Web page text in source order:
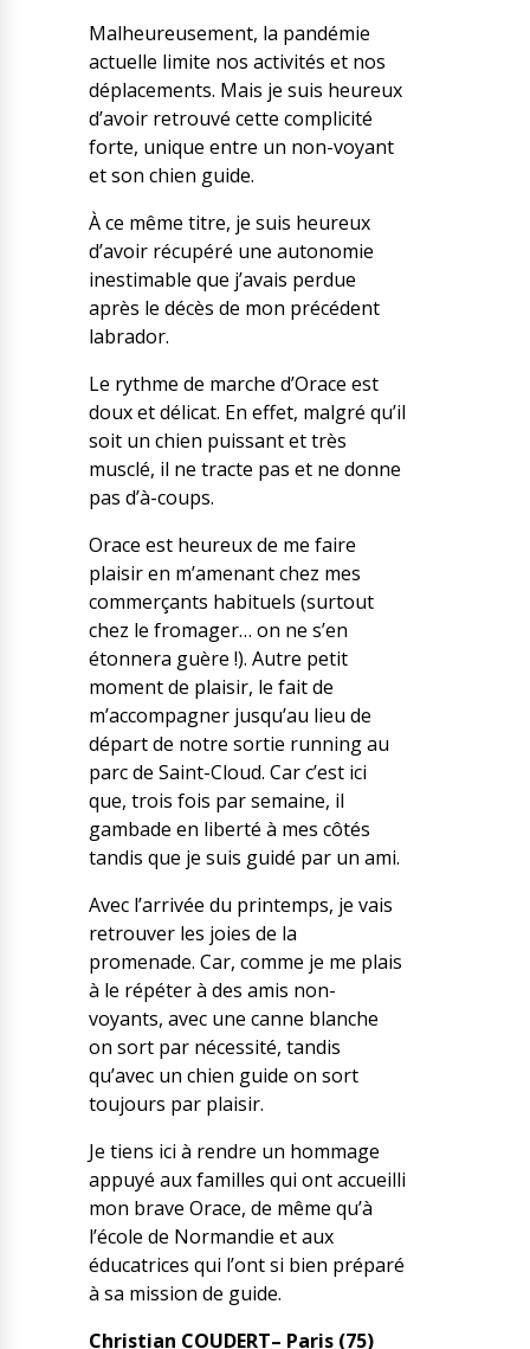
Malheureusement, la pandémie
actuelle limite nos activités et nos
déplacements. Mais je suis heureux
d’avoir retrouvé cette complicité
forte, unique entre un non-voyant
et son chien guide.
À ce même titre, je suis heureux
d’avoir récupéré une autonomie
inestimable que j’avais perdue
après le décès de mon précédent
labrador.
Le rythme de marche d’Orace est
doux et délicat. En effet, malgré qu’il
soit un chien puissant et très
musclé, il ne tracte pas et ne donne
pas d’à-coups.
Orace est heureux de me faire
plaisir en m’amenant chez mes
commerçants habituels (surtout
chez le fromager… on ne s’en
étonnera guère !). Autre petit
moment de plaisir, le fait de
m’accompagner jusqu’au lieu de
départ de notre sortie running au
parc de Saint-Cloud. Car c’est ici
que, trois fois par semaine, il
gambade en liberté à mes côtés
tandis que je suis guidé par un ami.
Avec l’arrivée du printemps, je vais
retrouver les joies de la
promenade. Car, comme je me plais
à le répéter à des amis non-
voyants, avec une canne blanche
on sort par nécessité, tandis
qu’avec un chien guide on sort
toujours par plaisir.
Je tiens ici à rendre un hommage
appuyé aux familles qui ont accueilli
mon brave Orace, de même qu’à
l’école de Normandie et aux
éducatrices qui l’ont si bien préparé
à sa mission de guide.
Christian COUDERT– Paris (75)